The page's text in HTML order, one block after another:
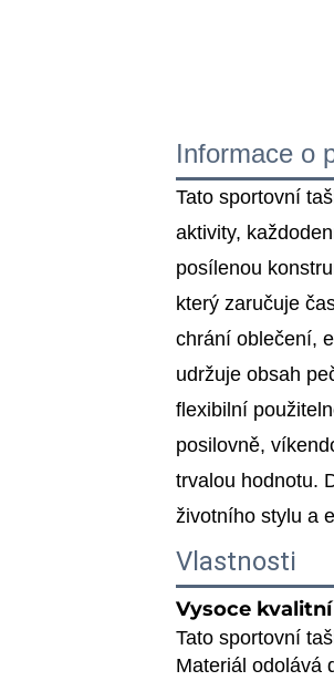
Informace o
Tato sportovní
aktivity,
posílenou
který zaručuje
chrání oblečení,
udržuje obsah
flexibilní
posilovně,
trvalou hodnotu.
životního stylu a
Vlastnosti
Vysoce
Tato sportovní
Materiál odolává